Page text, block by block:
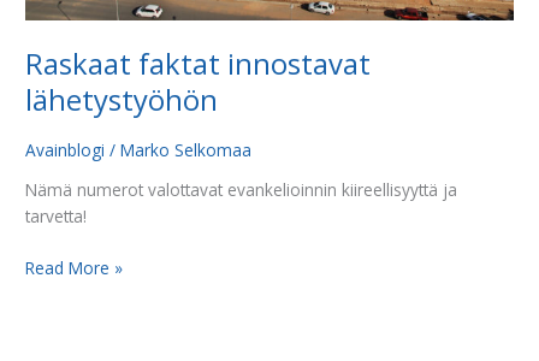
Raskaat faktat innostavat
lähetystyöhön
Avainblogi /Marko Selkomaa
Nämä numerot valottavat evankelioinnin kiireellisyyttä ja
tarvetta!
Read More »